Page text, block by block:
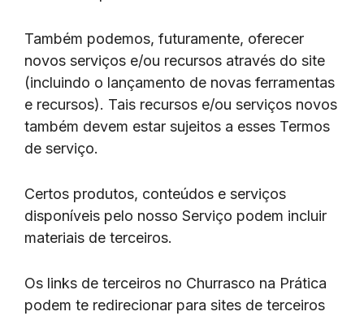
Também podemos, futuramente, oferecer
novos serviços e/ou recursos através do site
(incluindo o lançamento de novas ferramentas
e recursos). Tais recursos e/ou serviços novos
também devem estar sujeitos a esses Termos
de serviço.
Certos produtos, conteúdos e serviços
disponíveis pelo nosso Serviço podem incluir
materiais de terceiros.
Os links de terceiros no Churrasco na Prática
podem te redirecionar para sites de terceiros